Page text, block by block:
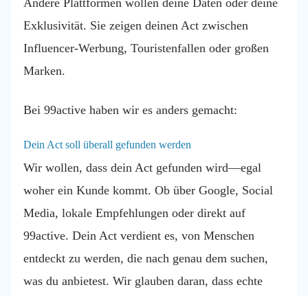
Andere Plattformen wollen deine Daten oder deine
Exklusivität. Sie zeigen deinen Act zwischen
Influencer-Werbung, Touristenfallen oder großen
Marken.
Bei 99active haben wir es anders gemacht:
Dein Act soll überall gefunden werden
Wir wollen, dass dein Act gefunden wird—egal
woher ein Kunde kommt. Ob über Google, Social
Media, lokale Empfehlungen oder direkt auf
99active. Dein Act verdient es, von Menschen
entdeckt zu werden, die nach genau dem suchen,
was du anbietest. Wir glauben daran, dass echte